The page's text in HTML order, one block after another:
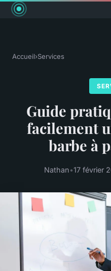
Accueil›Services
Guide
facilement
barbe à
Nathan•17 février